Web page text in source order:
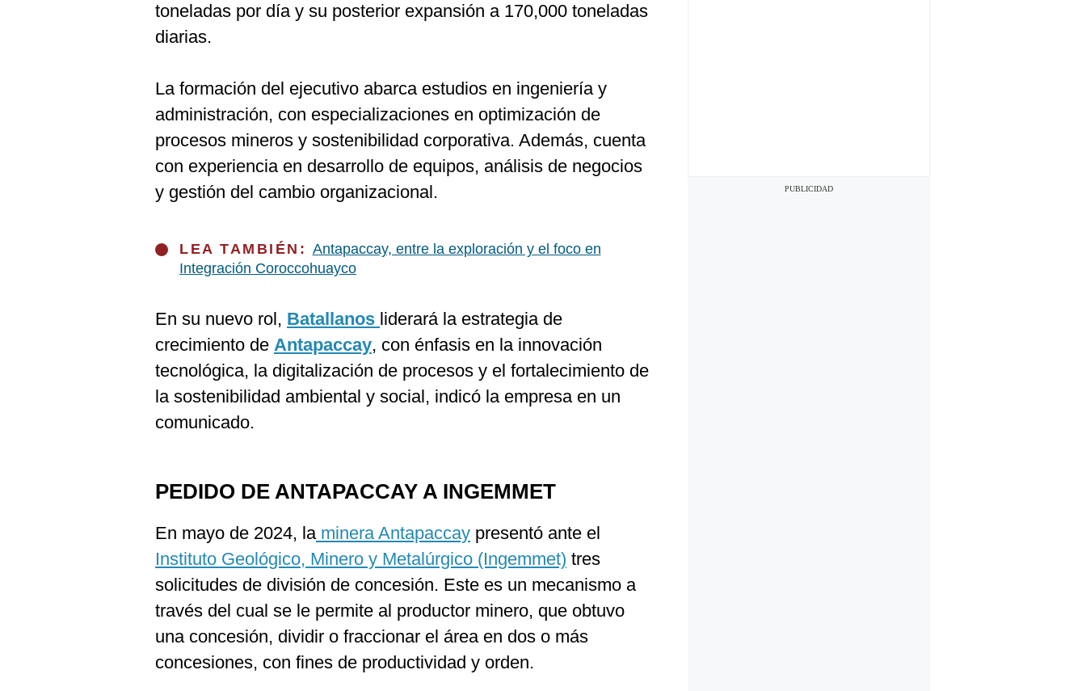
toneladas por día y su posterior expansión a 170,000 toneladas
diarias.
La formación del ejecutivo abarca estudios en ingeniería y
administración, con especializaciones en optimización de
procesos mineros y sostenibilidad corporativa. Además, cuenta
con experiencia en desarrollo de equipos, análisis de negocios
y gestión del cambio organizacional.
LEA TAMBIÉN: Antapaccay, entre la exploración y el foco en
Integración Coroccohuayco
En su nuevo rol, Batallanos liderará la estrategia de
crecimiento de Antapaccay, con énfasis en la innovación
tecnológica, la digitalización de procesos y el fortalecimiento de
la sostenibilidad ambiental y social, indicó la empresa en un
comunicado.
PEDIDO DE ANTAPACCAY A INGEMMET
En mayo de 2024, laminera Antapaccay presentó ante el
Instituto Geológico, Minero y Metalúrgico (Ingemmet) tres
solicitudes de división de concesión. Este es un mecanismo a
través del cual se le permite al productor minero, que obtuvo
una concesión, dividir o fraccionar el área en dos o más
concesiones, con fines de productividad y orden.